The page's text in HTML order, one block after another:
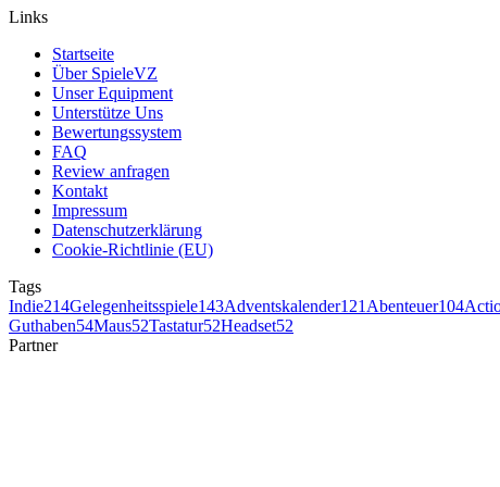
Links
Startseite
Über SpieleVZ
Unser Equipment
Unterstütze Uns
Bewertungssystem
FAQ
Review anfragen
Kontakt
Impressum
Datenschutzerklärung
Cookie-Richtlinie (EU)
Tags
Indie214Gelegenheitsspiele143Adventskalender121Abenteuer104
Guthaben54Maus52Tastatur52Headset52
Partner